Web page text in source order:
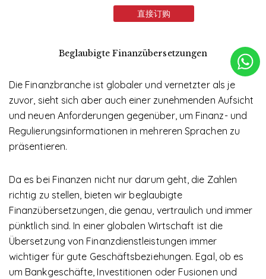
服务项目
常见问题
联系我们
直接订购
Beglaubigte Finanzübersetzungen
Die Finanzbranche ist globaler und vernetzter als je
zuvor, sieht sich aber auch einer zunehmenden Aufsicht
und neuen Anforderungen gegenüber, um Finanz- und
Regulierungsinformationen in mehreren Sprachen zu
präsentieren.
Da es bei Finanzen nicht nur darum geht, die Zahlen
richtig zu stellen, bieten wir beglaubigte
Finanzübersetzungen, die genau, vertraulich und immer
pünktlich sind. In einer globalen Wirtschaft ist die
Übersetzung von Finanzdienstleistungen immer
wichtiger für gute Geschäftsbeziehungen. Egal, ob es
um Bankgeschäfte, Investitionen oder Fusionen und